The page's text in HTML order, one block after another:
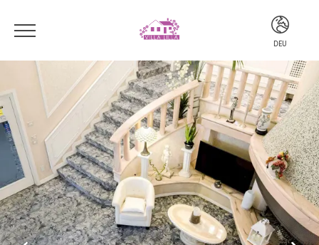
DEU
ENG
DEU